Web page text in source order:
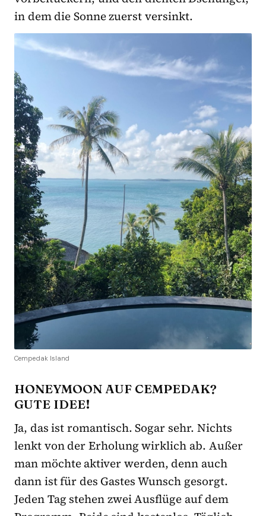
in dem die Sonne zuerst versinkt.
Cempedak Island
HONEYMOON AUF CEMPEDAK?
GUTE IDEE!
Ja, das ist romantisch. Sogar sehr. Nichts
lenkt von der Erholung wirklich ab. Außer
man möchte aktiver werden, denn auch
dann ist für des Gastes Wunsch gesorgt.
Jeden Tag stehen zwei Ausflüge auf dem